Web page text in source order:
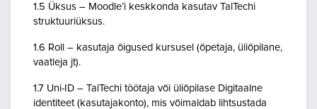
1.5 Üksus – Moodle’i keskkonda kasutav TalTechi
struktuuriüksus.
1.6 Roll – kasutaja õigused kursusel (õpetaja, üliõpilane,
vaatleja jt).
1.7 Uni-ID – TalTechi töötaja või üliõpilase Digitaalne
identiteet (kasutajakonto), mis võimaldab lihtsustada